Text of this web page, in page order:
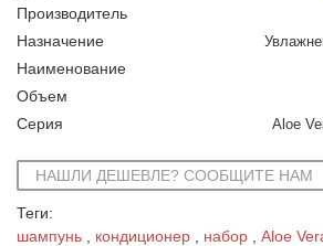
Производитель
Назначение
Наименование
Объем
Серия Aloe
НАШЛИ ДЕШЕВЛЕ? СООБЩИТЕ НАМ
Теги:
шампунь
кондиционер набор
Aloe